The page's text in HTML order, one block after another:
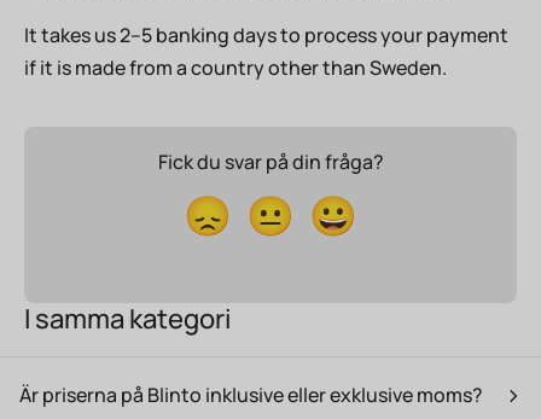
It takes us 2–5 banking days to process your payment
if it is made from a country other than Sweden.
Fick du svar på din fråga?
😞 😐 😀
I samma kategori
Är priserna på Blinto inklusive eller exklusive moms?